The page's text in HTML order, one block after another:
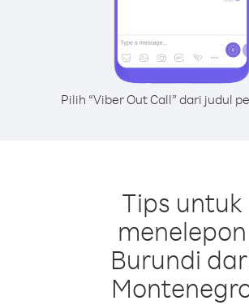
Pilih “Viber Out Call” dari judul
Tips untuk
menelepon
Burundi